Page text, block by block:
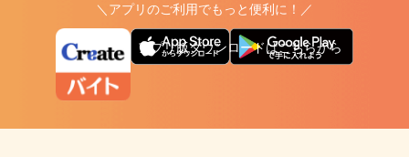
＼アプリのご利用でもっと便利に！／
アプリ版ダウンロードはこちらから